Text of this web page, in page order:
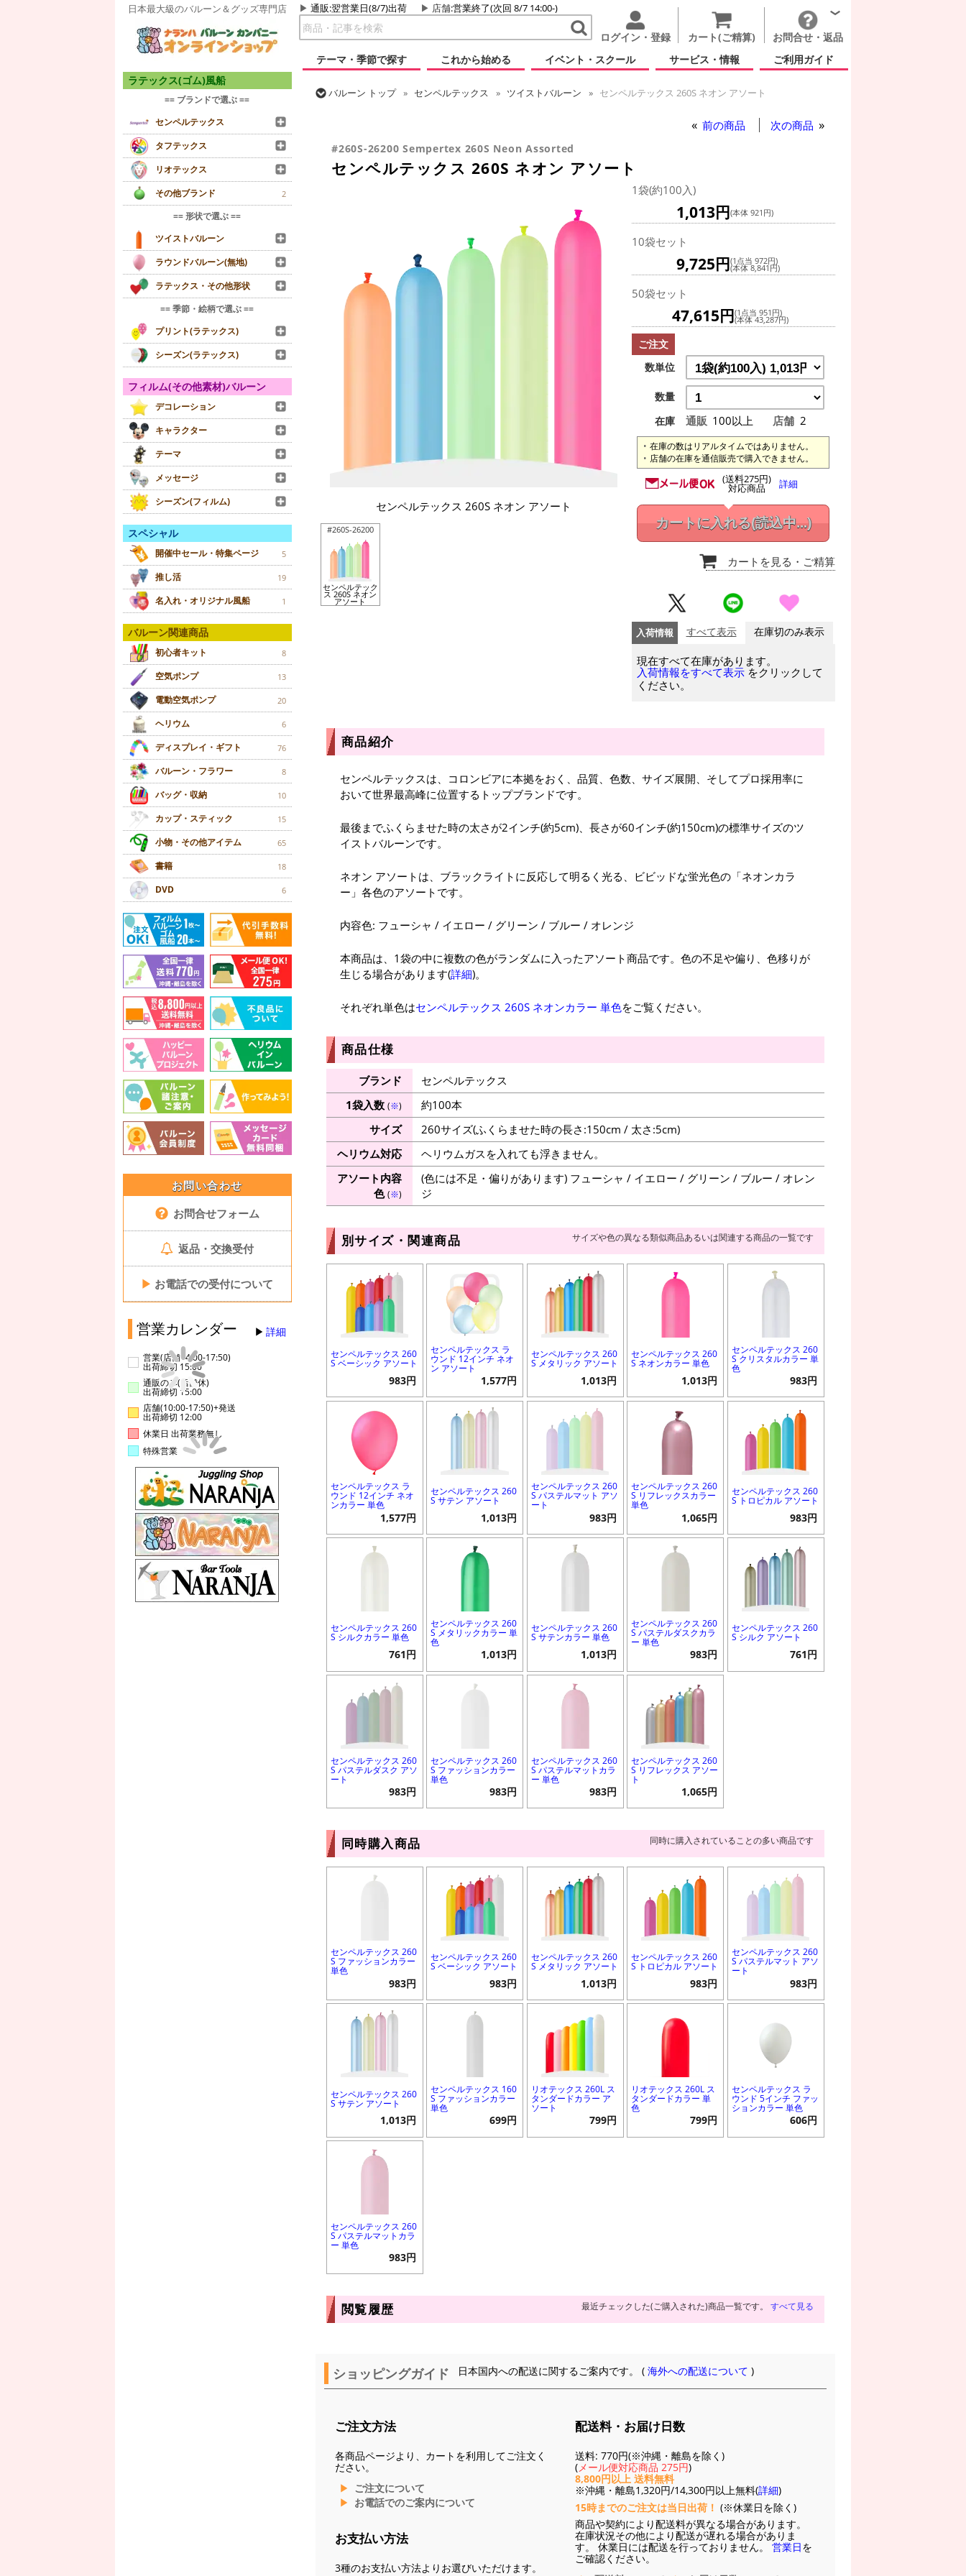
日本最大級のバルーン＆グッズ専門店 通販:翌営業日(8/7)出荷 店舗:営業終了(次回 8/7 14:00-)
ログイン・登録 カート(ご精算)
お問合せ・返品
テーマ・季節で探す
これから始める イベント・スクール サービス・情報 ご利用ガイド
ラテックス(ゴム)風船
== ブランドで選ぶ ==
センペルテックス
タフテックス
リオテックス
その他ブランド
2
== 形状で選ぶ ==
ツイストバルーン
ラウンドバルーン(無地)
ラテックス・その他形状
== 季節・絵柄で選ぶ ==
プリント(ラテックス)
シーズン(ラテックス)
フィルム(その他素材)バルーン
デコレーション
キャラクター
テーマ
メッセージ
シーズン(フィルム)
スペシャル
開催中セール・特集ページ 5
推し活 19
名入れ・オリジナル風船 1
バルーン関連商品
初心者キット 8
空気ポンプ 13
電動空気ポンプ 20
ヘリウム 6
ディスプレイ・ギフト 76
バルーン・フラワー 8
バッグ・収納 10
カップ・スティック 15
小物・その他アイテム 65
書籍 18
DVD 6
お問い合わせ
お問合せフォーム
返品・交換受付
▶ お電話での受付について
営業カレンダー 詳細
営業(店舗14:00-17:50)
出荷締切 15:00
通販のみ(店舗休)
出荷締切 15:00
店舗(10:00-17:50)+発送
出荷締切 12:00
休業日 出荷業務無し
特殊営業
バルーン トップ センペルテックス ツイストバルーン
センペルテックス 260S ネオン アソート
前の商品 次の商品
#260S-26200 Sempertex 260S Neon Assorted
センペルテックス 260S ネオン アソート
センペルテックス 260S ネオン アソート
#260S-26200
センペルテック
ス 260S ネオン
アソート
1袋(約100入)
1,013円(本体 921円)
10袋セット
9,725円(1点当 972円)
(本体 8,841円)
50袋セット
47,615円(1点当 951円)
(本体 43,287円)
ご注文
数単位
数量
在庫
通販 100以上 店舗 2
在庫の数はリアルタイムではありません。
店舗の在庫を通信販売で購入できません。
(送料275円)
対応商品 詳細
カートに入れる(読込中...)
カートを見る ・ご精算
入荷情報 すべて表示 在庫切のみ表示
現在すべて在庫があります。
入荷情報をすべて表示 をクリックして
ください。
商品紹介
センペルテックスは、コロンビアに本拠をおく、品質、色数、サイズ展開、そしてプロ採用率に
おいて世界最高峰に位置するトップブランドです。
最後までふくらませた時の太さが2インチ(約5cm)、長さが60インチ(約150cm)の標準サイズのツ
イストバルーンです。
ネオン アソートは、ブラックライトに反応して明るく光る、ビビッドな蛍光色の「ネオンカラ
ー」各色のアソートです。
内容色: フューシャ / イエロー / グリーン / ブルー / オレンジ
本商品は、1袋の中に複数の色がランダムに入ったアソート商品です。色の不足や偏り、色移りが
生じる場合があります(詳細)。
それぞれ単色はセンペルテックス 260S ネオンカラー 単色をご覧ください。
商品仕様
ブランド
センペルテックス
1袋入数 (※)
約100本
サイズ
260サイズ(ふくらませた時の長さ:150cm / 太さ:5cm)
ヘリウム対応
ヘリウムガスを入れても浮きません。
アソート内容
色(※)
(色には不足・偏りがあります) フューシャ / イエロー / グリーン / ブルー / オレン
ジ
別サイズ・関連商品 サイズや色の異なる類似商品あるいは関連する商品の一覧です
センペルテックス 260
S ベーシック アソート
983円
センペルテックス ラ
ウンド 12インチ ネオ
ン アソート
1,577円
センペルテックス 260
S メタリック アソート
1,013円
センペルテックス 260
S ネオンカラー 単色
1,013円
センペルテックス 260
S クリスタルカラー 単
色
983円
センペルテックス ラ
ウンド 12インチ ネオ
ンカラー 単色
1,577円
センペルテックス 260
S サテン アソート
1,013円
センペルテックス 260
S パステルマット アソ
ート
983円
センペルテックス 260
S リフレックスカラー
単色
1,065円
センペルテックス 260
S トロピカル アソート
983円
センペルテックス 260
S シルクカラー 単色
761円
センペルテックス 260
S メタリックカラー 単
色
1,013円
センペルテックス 260
S サテンカラー 単色
1,013円
センペルテックス 260
S パステルダスクカラ
ー 単色
983円
センペルテックス 260
S シルク アソート
761円
センペルテックス 260
S パステルダスク アソ
ート
983円
センペルテックス 260
S ファッションカラー
単色
983円
センペルテックス 260
S パステルマットカラ
ー 単色
983円
センペルテックス 260
S リフレックス アソー
ト
1,065円
同時購入商品 同時に購入されていることの多い商品です
センペルテックス 260
S ファッションカラー
単色
983円
センペルテックス 260
S ベーシック アソート
983円
センペルテックス 260
S メタリック アソート
1,013円
センペルテックス 260
S トロピカル アソート
983円
センペルテックス 260
S パステルマット アソ
ート
983円
センペルテックス 260
S サテン アソート
1,013円
センペルテックス 160
S ファッションカラー
単色
699円
リオテックス 260L ス
タンダードカラー ア
ソート
799円
リオテックス 260L ス
タンダードカラー 単
色
799円
センペルテックス ラ
ウンド 5インチ ファッ
ションカラー 単色
606円
センペルテックス 260
S パステルマットカラ
ー 単色
983円
閲覧履歴 最近チェックした(ご購入された)商品一覧です。 すべて見る
ショッピングガイド 日本国内への配送に関するご案内です。 (海外への配送について )
ご注文方法
各商品ページより、カートを利用してご注文く
ださい。
ご注文について
お電話でのご案内について
お支払い方法
3種のお支払い方法よりお選びいただけます。
配送料・お届け日数
送料: 770円(※沖縄・離島を除く)
(メール便対応商品 275円)
8,800円以上 送料無料
※沖縄・離島1,320円/14,300円以上無料(詳細)
15時までのご注文は当日出荷！ (※休業日を除く)
商品や契約により配送料が異なる場合があります。
在庫状況その他により配送が遅れる場合がありま
す。 休業日には配送を行っておりません。 営業日を
ご確認ください。